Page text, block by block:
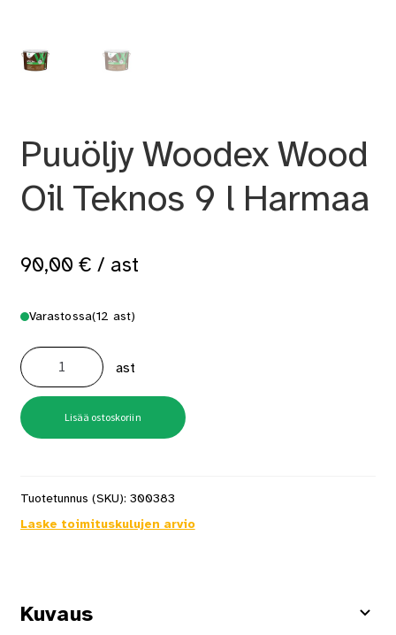
Puuöljy Woodex Wood
Oil Teknos 9 l Harmaa
90,00 € / ast
Varastossa(12 ast)
Puuöljy
Woodex
Wood
Oil
Teknos
9
l
Harmaa
määrä
ast
Lisää ostoskoriin
Tuotetunnus (SKU): 300383
Laske toimituskulujen arvio
Kuvaus